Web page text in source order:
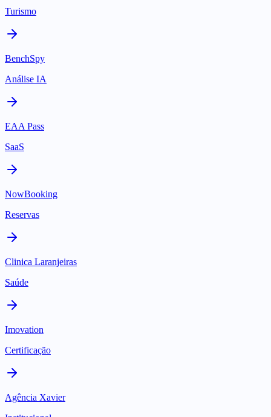
Turismo
BenchSpy
Análise IA
EAA Pass
SaaS
NowBooking
Reservas
Clinica Laranjeiras
Saúde
Imovation
Certificação
Agência Xavier